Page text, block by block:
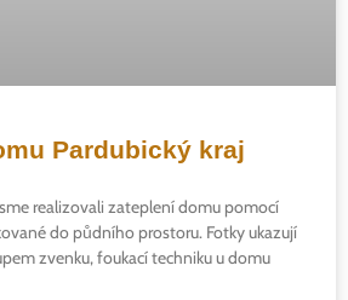
Pardubický kraj
realizovali zateplení domu pomocí
do půdního prostoru. Fotky ukazují
zvenku, foukací techniku u domu